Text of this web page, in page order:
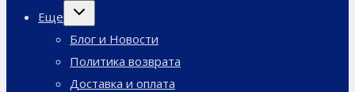
Еще
Переключить
дочернее
Блог и Новости
Политика возврата
Доставка и оплата